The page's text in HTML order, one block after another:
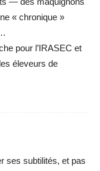
« chronique »
pour l’IRASEC et
éleveurs de
ses subtilités, et pas